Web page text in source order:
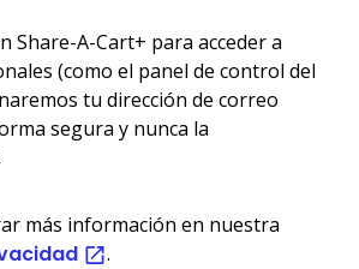
Share-A-Cart+ para acceder a
(como el panel de control del
tu dirección de correo
segura y nunca la
más información en nuestra
.